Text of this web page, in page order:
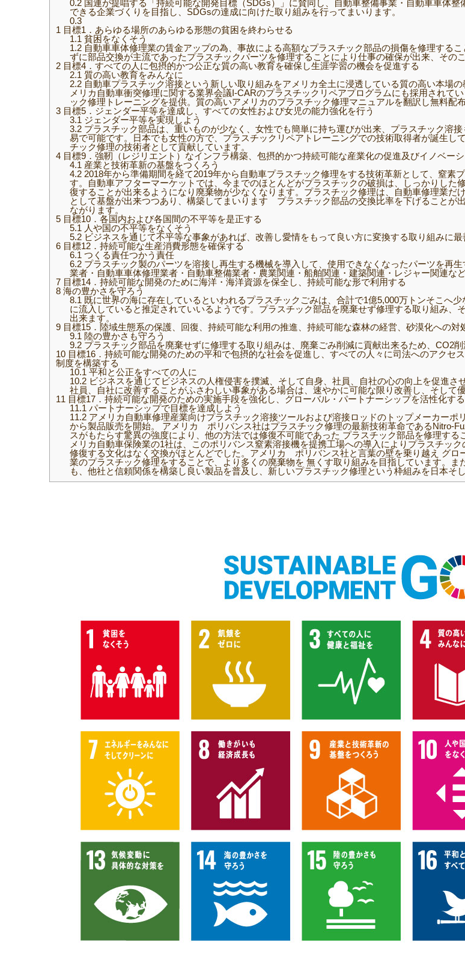
0.2国連が提唱する「持続可能な開発目標（SDGs）」に賛同し、自動車整備事業・自動車車体
できる企業づくりを目指し、SDGsの達成に向けた取り組みを行ってまいります。
0.3
1 目標1．あらゆる場所のあらゆる形態の貧困を終わらせる
1.1 貧困をなくそう
1.2自動車車体修理業の賃金アップの為、事故による高額なプラスチック部品の損傷を修理する
ずに部品交換が主流であったプラスチックパーツを修理することにより仕事の確保が出来、その
2 目標4．すべての人に包摂的かつ公正な質の高い教育を確保し生涯学習の機会を促進する
2.1 質の高い教育をみんなに
2.2自動車プラスチック溶接という新しい取り組みをアメリカ全土に浸透している質の高い本場
メリカ自動車衝突修理に関する業界会議I-CARのプラスチックリペアプログラムにも採用されて
ック修理トレーニングを提供。質の高いアメリカのプラスチック修理マニュアルを翻訳し無料配布
3 目標5．ジェンダー平等を達成し、すべての女性および女児の能力強化を行う
3.1 ジェンダー平等を実現しよう
3.2プラスチック部品は、重いものが少なく、女性でも簡単に持ち運びが出来、プラスチック溶
易で可能です。日本でも女性の方で、プラスチックリペアトレーニングでの技術取得者が誕生
チック修理の技術者として貢献しています。
4 目標9．強靭（レジリエント）なインフラ構築、包摂的かつ持続可能な産業化の促進及びイノベー
4.1 産業と技術革新の基盤をつくろう
4.22018年から準備期間を経て2019年から自動車プラスチック修理をする技術革新として、窒素
す。自動車アフターマーケットでは、今までのほとんどがプラスチックの破損は、しっかりし
復することが出来るようになり廃棄物が少なくなります。プラスチック修理は、自動車修理業
として基盤が出来つつあり、構築してまいります プラスチック部品の交換比率を下げることが
ながります。
5 目標10．各国内および各国間の不平等を是正する
5.1 人や国の不平等をなくそう
5.2ビジネスを通じて不平等な事象があれば、改善し愛情をもって良い方に変換する取り組みに最
6 目標12．持続可能な生産消費形態を確保する
6.1 つくる責任つかう責任
6.2プラスチック製のパーツを溶接し再生する機械を導入して、使用できなくなったパーツを再
業者・自動車車体修理業者・自動車整備業者・農業関連・船舶関連・建築関連・レジャー関連な
7 目標14．持続可能な開発のために海洋・海洋資源を保全し、持続可能な形で利用する
8 海の豊かさを守ろう
8.1 既に世界の海に存在しているといわれるプラスチックごみは、合計で1億5,000万トンそこへ
に流入していると推定されていいるようです。プラスチック部品を廃棄せず修理する取り組み
出来ます。
9 目標15．陸域生態系の保護、回復、持続可能な利用の推進、持続可能な森林の経営、砂漠化への
9.1 陸の豊かさも守ろう
9.2プラスチック部品を廃棄せずに修理する取り組みは、廃棄ごみ削減に貢献出来るため、CO2
10 目標16．持続可能な開発のための平和で包摂的な社会を促進し、すべての人々に司法へのアクセ
制度を構築する
10.1 平和と公正をすべての人に
10.2ビジネスを通じてビジネスの人権侵害を撲滅、そして自身、社員、自社の心の向上を促進さ
社員、自社に改善することがふさわしい事象がある場合は、速やかに可能な限り改善し、そして
11 目標17．持続可能な開発のための実施手段を強化し、グローバル・パートナーシップを活性化する
11.1 パートナーシップで目標を達成しよう
11.2アメリカ自動車修理産業向けプラスチック溶接ツールおよび溶接ロッドのトップメーカー
から製品販売を開始。 アメリカ ポリバンス社はプラスチック修理の最新技術革命であるNitro-
スがもたらす驚異の強度により、他の方法では修復不可能であった プラスチック部品を修理す
メリカ自動車保険業の1社は、このポリバンス窒素溶接機を提携工場への導入によりプラスチッ
修復する文化はなく交換がほとんどでした。アメリカ ポリバンス社と言葉の壁を乗り越え グ
業のプラスチック修理をすることで、より多くの廃棄物を 無くす取り組みを目指しています。
も、他社と信頼関係を構築し良い製品を普及し、新しいプラスチック修理という枠組みを日本そ